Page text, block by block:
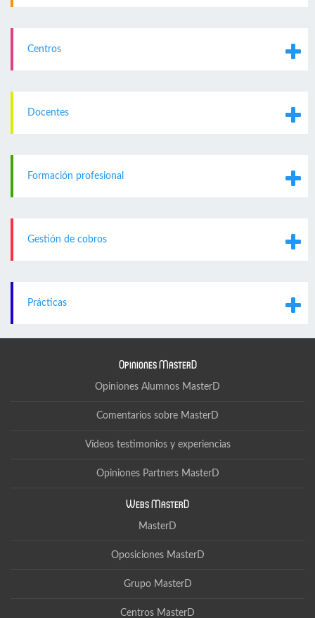
Centros
Docentes
Formación profesional
Gestión de cobros
Prácticas
Opiniones MasterD
Opiniones Alumnos MasterD
Comentarios sobre MasterD
Vídeos testimonios y experiencias
Opiniones Partners MasterD
Webs MasterD
MasterD
Oposiciones MasterD
Grupo MasterD
Centros MasterD